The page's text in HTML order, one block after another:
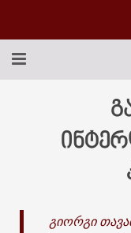
ᲒᲐᲜᲐᲗᲚᲔᲑᲐ
გიორგი